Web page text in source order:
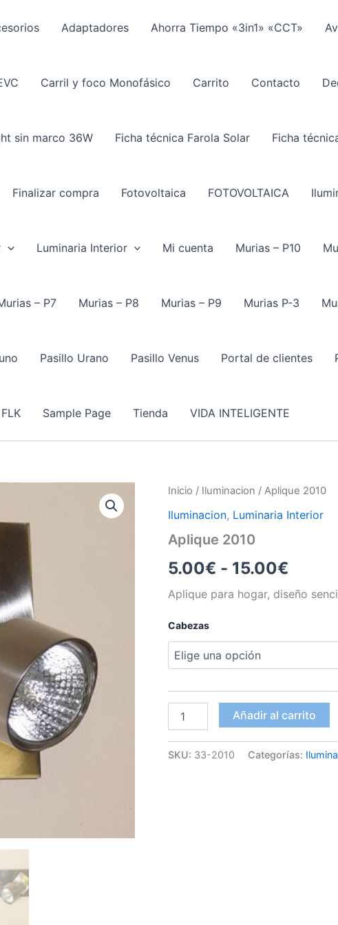
Adaptadores Ahorra Tiempo «3in1» «CCT»
Carril y foco Monofásico Carrito Contacto
sin marco 36W Ficha técnica Farola Solar Ficha
Finalizar compra Fotovoltaica FOTOVOLTAICA
Luminaria Interior Mi cuenta Murias – P10
– P7 Murias – P8 Murias – P9 Murias P-3
Pasillo Urano Pasillo Venus Portal de clientes
Sample Page Tienda VIDA INTELIGENTE
Inicio / Iluminacion / Aplique 2010
Iluminacion, Luminaria Interior
Aplique 2010
5.00€ - 15.00€
de
desde
5.00€
hasta
15.00€
Aplique para hogar, diseño
Cabezas
2010
Añadir al carrito
SKU: 33-2010 Categorías: